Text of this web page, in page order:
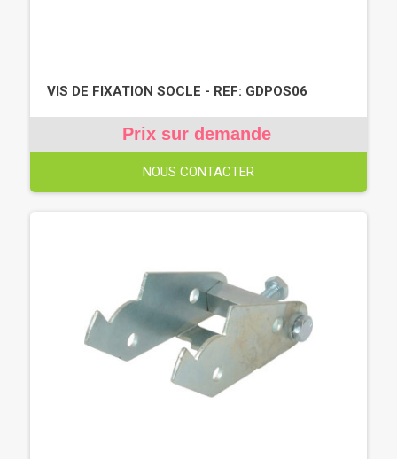
VIS DE FIXATION SOCLE - REF: GDPOS06
Prix sur demande
NOUS CONTACTER